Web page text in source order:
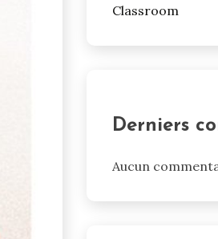
Classroom
Derniers
Aucun